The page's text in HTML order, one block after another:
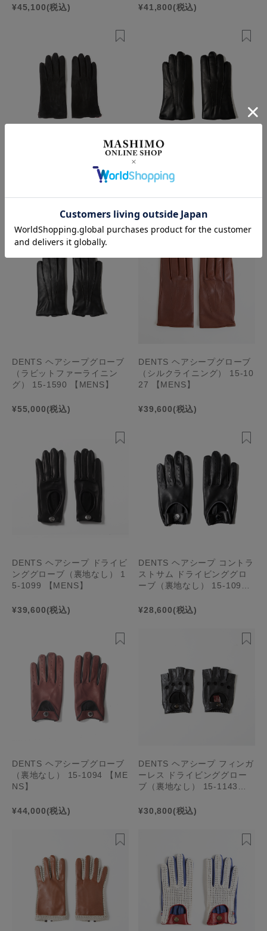
¥45,100(税込) ¥41,800(税込)
グローブ（裏地なし） 15-11
(税込)
アシープグローブ（ラビット
ファーライニング） 15-113
4 【MENS】
¥55,000 (税込)
DENTS ヘアシープグローブ
（ラビットファーライニン
グ） 15-1590 【MENS】
¥55,000(税込)
DENTS ヘアシープグローブ
（シルクライニング） 15-10
27 【MENS】
¥39,600(税込)
DENTS ヘアシープ ドライビ
ンググローブ（裏地なし） 1
5-1099 【MENS】
¥39,600(税込)
DENTS ヘアシープ コントラ
ストサム ドライビンググロ
ーブ（裏地なし） 15-1091
¥28,600(税込)
DENTS ヘアシープグローブ
（裏地なし） 15-1094 【ME
NS】
¥44,000(税込)
DENTS ヘアシープ フィンガ
ーレス ドライビンググロー
ブ（裏地なし） 15-1143
¥30,800(税込)